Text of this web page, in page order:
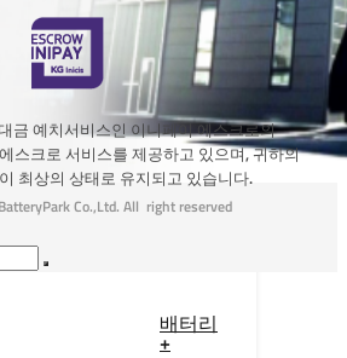
배터리
+
금 예치서비스인 이니페이 에스크로의
스크로 서비스를 제공하고 있으며, 귀하의
최상의 상태로 유지되고 있습니다.
Co.,Ltd. All right reserved